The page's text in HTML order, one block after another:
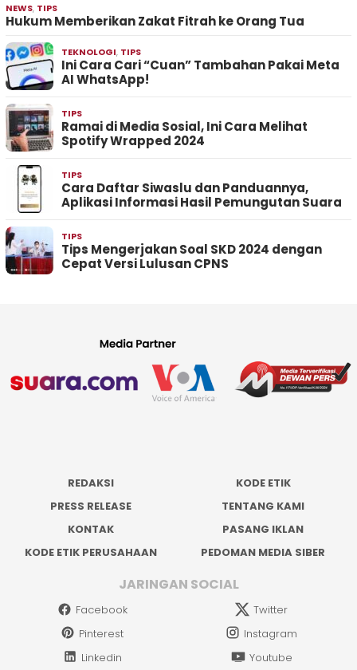
NEWS, TIPS
Hukum Memberikan Zakat Fitrah ke Orang Tua
TEKNOLOGI, TIPS
Ini Cara Cari “Cuan” Tambahan Pakai Meta
AI WhatsApp!
TIPS
Ramai di Media Sosial, Ini Cara Melihat
Spotify Wrapped 2024
TIPS
Cara Daftar Siwaslu dan Panduannya,
Aplikasi Informasi Hasil Pemungutan Suara
TIPS
Tips Mengerjakan Soal SKD 2024 dengan
Cepat Versi Lulusan CPNS
REDAKSI
KODE ETIK
PRESS RELEASE
TENTANG KAMI
KONTAK
PASANG IKLAN
KODE ETIK PERUSAHAAN
PEDOMAN MEDIA SIBER
JARINGAN SOCIAL
Facebook
Twitter
Pinterest
Instagram
Linkedin
Youtube